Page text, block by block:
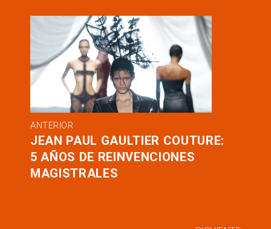
ANTERIOR
JEAN PAUL GAULTIER COUTURE:
5 AÑOS DE REINVENCIONES
MAGISTRALES